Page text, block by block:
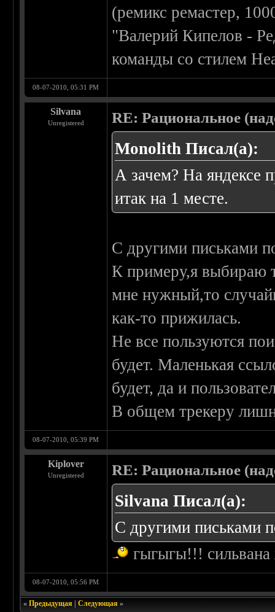
(ремикс ремастер,
"Валерий Кипелов -
команды со стилем
08-07-2010, 05:31 PM
Silvana
Unregistered RE: Рациональное
Monolith Писал(а):
А зачем? На яндексе
итак на 1 месте.
С другими письками
К примеру,я выбираю
мне нужный,то
как-то прижилась.
Не все пользуются
будет. Маленькая
будет, да и
В общем трекеру
08-07-2010, 05:39 PM
Kiplover
Unregistered RE: Рациональное
Silvana Писал(а):
С другими письками
гыгыгы!!!
08-07-2010, 05:56 PM
«Предыдущая |Следующая »